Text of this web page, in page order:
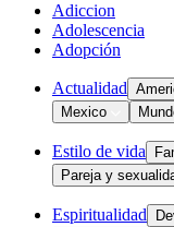
Adiccion
Adolescencia
Adopción
Actualidad
Mexico
Estilo de vida
Pareja y
Espiritualidad